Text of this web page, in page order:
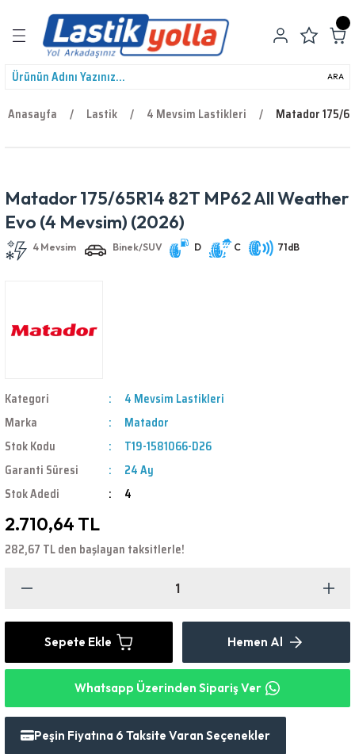
Geri Dön
ARA
Anasayfa Lastik 4 Mevsim Lastikleri Matador 175/
Matador 175/65R14 82T MP62 All Weather
Evo (4 Mevsim) (2026)
4 Mevsim Binek/SUV D C 71dB
Kategori
4 Mevsim Lastikleri
Marka
Matador
Stok Kodu
T19-1581066-D26
Garanti Süresi
24 Ay
Stok Adedi
4
2.710,64 TL
282,67 TL den başlayan taksitlerle!
Sepete Ekle Hemen Al
Whatsapp Üzerinden Sipariş Ver
Peşin Fiyatına 6 Taksite Varan Seçenekler